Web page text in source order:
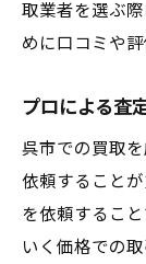
取業者を選ぶ
めに口コミや
プロによる査
呉市での買取
依頼すること
を依頼するこ
いく価格での